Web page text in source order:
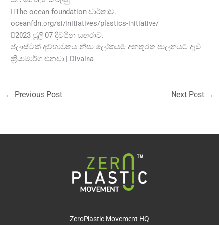
The ocean foundation වාර්තාව.
oceanfdn.org/si/initiatives/plastics-initiative/
2023 ජූලි 07 දිවයින සඟරාව.
ප්ලාස්ටික් අවභාවිතය නිසා ලෝකයම අනතුරක පාලනයට දැඩි
ක්‍රියාමාර්ග එනවා | Divaina
← Previous Post Next Post →
ZeroPlastic Movement HQ